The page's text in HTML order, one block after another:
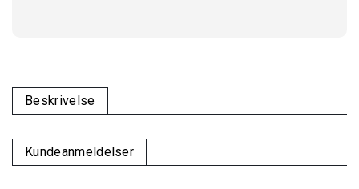
Beskrivelse
Kundeanmeldelser